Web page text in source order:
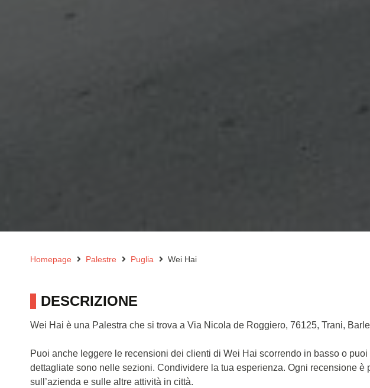
Homepage Palestre Puglia Wei Hai
DESCRIZIONE
Wei Hai è una Palestra che si trova a Via Nicola de Roggiero, 76125, Trani,
Puoi anche leggere le recensioni dei clienti di Wei Hai scorrendo in basso o
dettagliate sono nelle sezioni. Condividere la tua esperienza. Ogni recensione è
sull’azienda e sulle altre attività in città.